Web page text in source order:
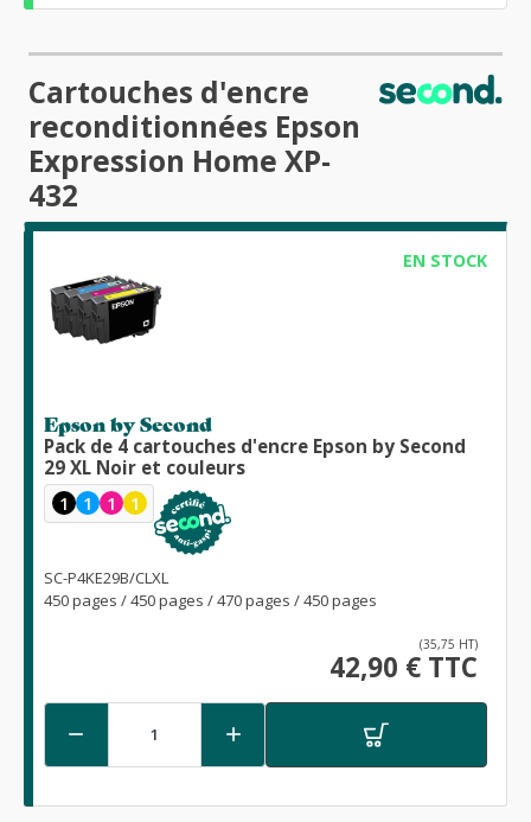
Cartouches d'encre
reconditionnées Epson
Expression Home XP-
432
EN STOCK
Epson by Second
Pack de 4 cartouches d'encre Epson by Second
29 XL Noir et couleurs
1 1 1 1
SC-P4KE29B/CLXL
450 pages / 450 pages / 470 pages / 450 pages
(35,75 HT)
42,90 € TTC
 